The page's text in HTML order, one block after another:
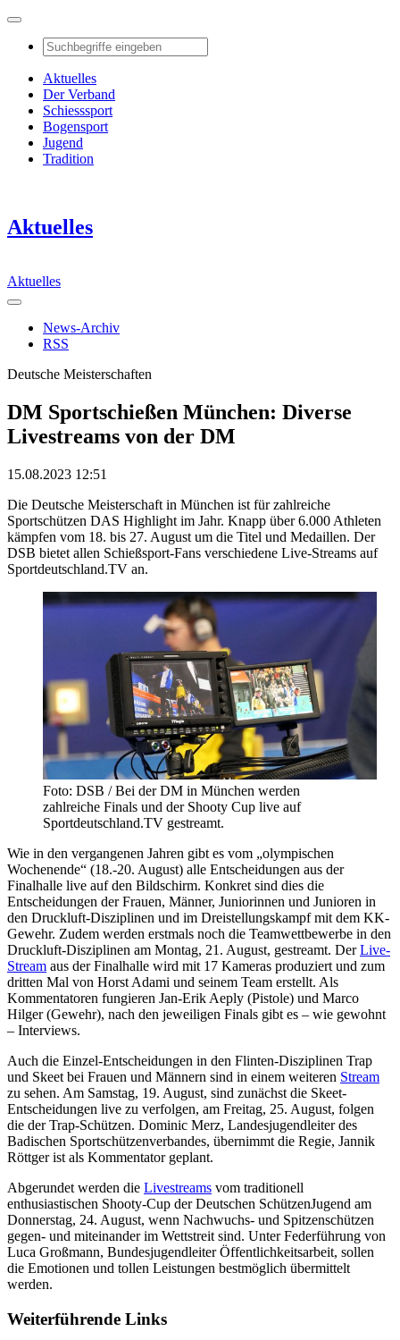
Aktuelles
Der Verband
Schiesssport
Bogensport
Jugend
Tradition
Aktuelles
Aktuelles
News-Archiv
RSS
Deutsche Meisterschaften
DM Sportschießen München: Diverse
Livestreams von der DM
15.08.2023 12:51
Die Deutsche Meisterschaft in München ist für zahlreiche
Sportschützen DAS Highlight im Jahr. Knapp über 6.000 Athleten
kämpfen vom 18. bis 27. August um die Titel und Medaillen. Der
DSB bietet allen Schießsport-Fans verschiedene Live-Streams auf
Sportdeutschland.TV an.
Foto: DSB / Bei der DM in München werden
zahlreiche Finals und der Shooty Cup live auf
Sportdeutschland.TV gestreamt.
Wie in den vergangenen Jahren gibt es vom „olympischen
Wochenende“ (18.-20. August) alle Entscheidungen aus der
Finalhalle live auf den Bildschirm. Konkret sind dies die
Entscheidungen der Frauen, Männer, Juniorinnen und Junioren in
den Druckluft-Disziplinen und im Dreistellungskampf mit dem KK-
Gewehr. Zudem werden erstmals noch die Teamwettbewerbe in den
Druckluft-Disziplinen am Montag, 21. August, gestreamt. DerLive-
Stream aus der Finalhalle wird mit 17 Kameras produziert und zum
dritten Mal von Horst Adami und seinem Team erstellt. Als
Kommentatoren fungieren Jan-Erik Aeply (Pistole) und Marco
Hilger (Gewehr), nach den jeweiligen Finals gibt es – wie gewohnt
– Interviews.
Auch die Einzel-Entscheidungen in den Flinten-Disziplinen Trap
und Skeet bei Frauen und Männern sind in einem weiteren Stream
zu sehen. Am Samstag, 19. August, sind zunächst die Skeet-
Entscheidungen live zu verfolgen, am Freitag, 25. August, folgen
die der Trap-Schützen. Dominic Merz, Landesjugendleiter des
Badischen Sportschützenverbandes, übernimmt die Regie, Jannik
Röttger ist als Kommentator geplant.
Abgerundet werden die Livestreams vom traditionell
enthusiastischen Shooty-Cup der Deutschen SchützenJugend am
Donnerstag, 24. August, wenn Nachwuchs- und Spitzenschützen
gegen- und miteinander im Wettstreit sind. Unter Federführung von
Luca Großmann, Bundesjugendleiter Öffentlichkeitsarbeit, sollen
die Emotionen und tollen Leistungen bestmöglich übermittelt
werden.
Weiterführende Links